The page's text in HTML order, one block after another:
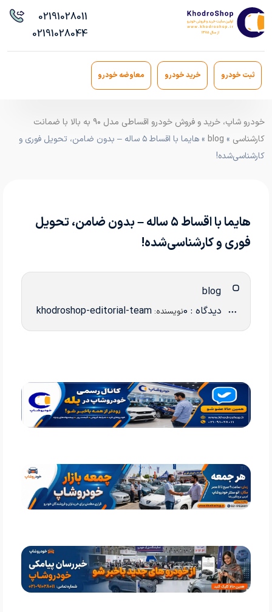
02191028011
02191028044
ثبت خودرو خرید خودرو معاوضه خودرو
خودرو شاپ، خرید و فروش خودرو اقساطی مدل ۹۰ به بالا با ضمانت
کارشناسی »
blog
» هایما با اقساط ۵ ساله – بدون ضامن، تحویل فوری و
کارشناسی‌شده!
هایما با اقساط ۵ ساله – بدون ضامن، تحویل
فوری و کارشناسی‌شده!
دیدگاه : 0 نویسنده: khodroshop-editorial-team